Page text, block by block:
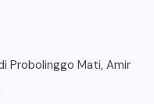
Probolinggo Mati, Amir